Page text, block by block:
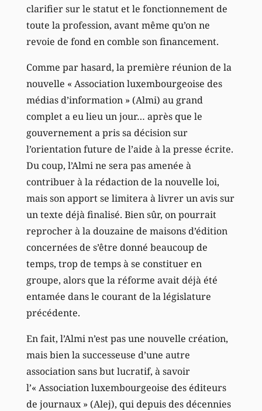
clarifier sur le statut et le fonctionnement de
toute la profession, avant même qu’on ne
revoie de fond en comble son financement.
Comme par hasard, la première réunion de la
nouvelle « Association luxembourgeoise des
médias d’information » (Almi) au grand
complet a eu lieu un jour… après que le
gouvernement a pris sa décision sur
l’orientation future de l’aide à la presse écrite.
Du coup, l’Almi ne sera pas amenée à
contribuer à la rédaction de la nouvelle loi,
mais son apport se limitera à livrer un avis sur
un texte déjà finalisé. Bien sûr, on pourrait
reprocher à la douzaine de maisons d’édition
concernées de s’être donné beaucoup de
temps, trop de temps à se constituer en
groupe, alors que la réforme avait déjà été
entamée dans le courant de la législature
précédente.
En fait, l’Almi n’est pas une nouvelle création,
mais bien la successeuse d’une autre
association sans but lucratif, à savoir
l’« Association luxembourgeoise des éditeurs
de journaux » (Alej), qui depuis des décennies